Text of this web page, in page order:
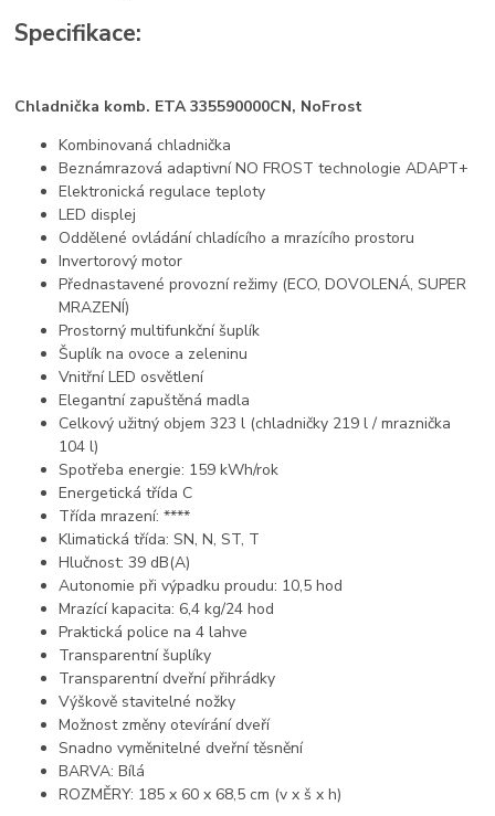
Specifikace:
Chladnička komb. ETA 335590000CN, NoFrost
Kombinovaná chladnička
Beznámrazová adaptivní NO FROST technologie ADAPT+
Elektronická regulace teploty
LED displej
Oddělené ovládání chladícího a mrazícího prostoru
Invertorový motor
Přednastavené provozní režimy (ECO, DOVOLENÁ, SUPER
MRAZENÍ)
Prostorný multifunkční šuplík
Šuplík na ovoce a zeleninu
Vnitřní LED osvětlení
Elegantní zapuštěná madla
Celkový užitný objem 323 l (chladničky 219 l / mraznička
104 l)
Spotřeba energie: 159 kWh/rok
Energetická třída C
Třída mrazení: ****
Klimatická třída: SN, N, ST, T
Hlučnost: 39 dB(A)
Autonomie při výpadku proudu: 10,5 hod
Mrazící kapacita: 6,4 kg/24 hod
Praktická police na 4 lahve
Transparentní šuplíky
Transparentní dveřní přihrádky
Výškově stavitelné nožky
Možnost změny otevírání dveří
Snadno vyměnitelné dveřní těsnění
BARVA: Bílá
ROZMĚRY: 185 x 60 x 68,5 cm (v x š x h)